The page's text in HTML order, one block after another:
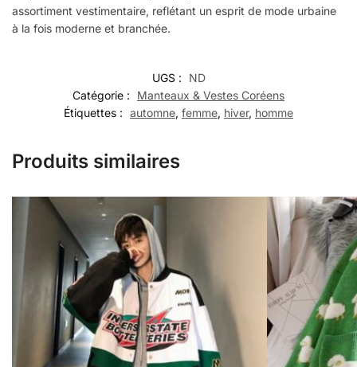
assortiment vestimentaire, reflétant un esprit de mode urbaine
à la fois moderne et branchée.
UGS :
ND
Catégorie :
Manteaux & Vestes Coréens
Étiquettes : automne, femme, hiver, homme
Produits similaires